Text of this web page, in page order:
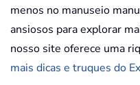
menos no manuseio
ansiosos para explorar
nosso site oferece uma
mais dicas e truques do